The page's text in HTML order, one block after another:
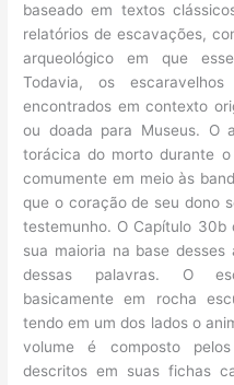
baseado em textos
relatórios de escavações,
arqueológico em que
Todavia, os
encontrados em contexto
ou doada para Museus. O
torácica do morto durante
comumente em meio às
que o coração de seu dono
testemunho. O Capítulo
sua maioria na base
dessas palavras. O
basicamente em rocha
tendo em um dos lados o
volume é composto
descritos em suas fichas